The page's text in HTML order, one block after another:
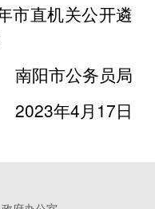
市直机关公开遴
阳市公务员局
年4月17日